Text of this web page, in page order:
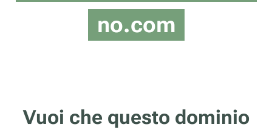
no.com
Vuoi che questo dominio